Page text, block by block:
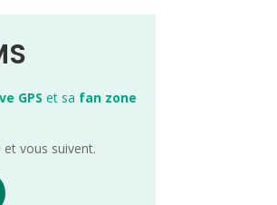
GPS et sa fan zone
vous suivent.